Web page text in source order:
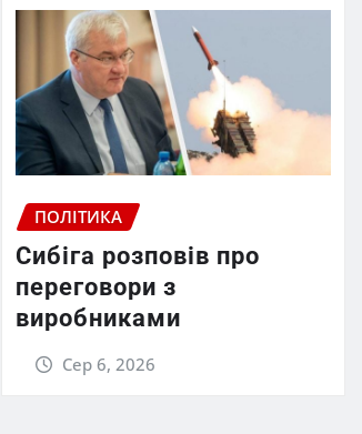
ПОЛІТИКА
Сибіга розповів про
переговори з
виробниками
Сер 6, 2026